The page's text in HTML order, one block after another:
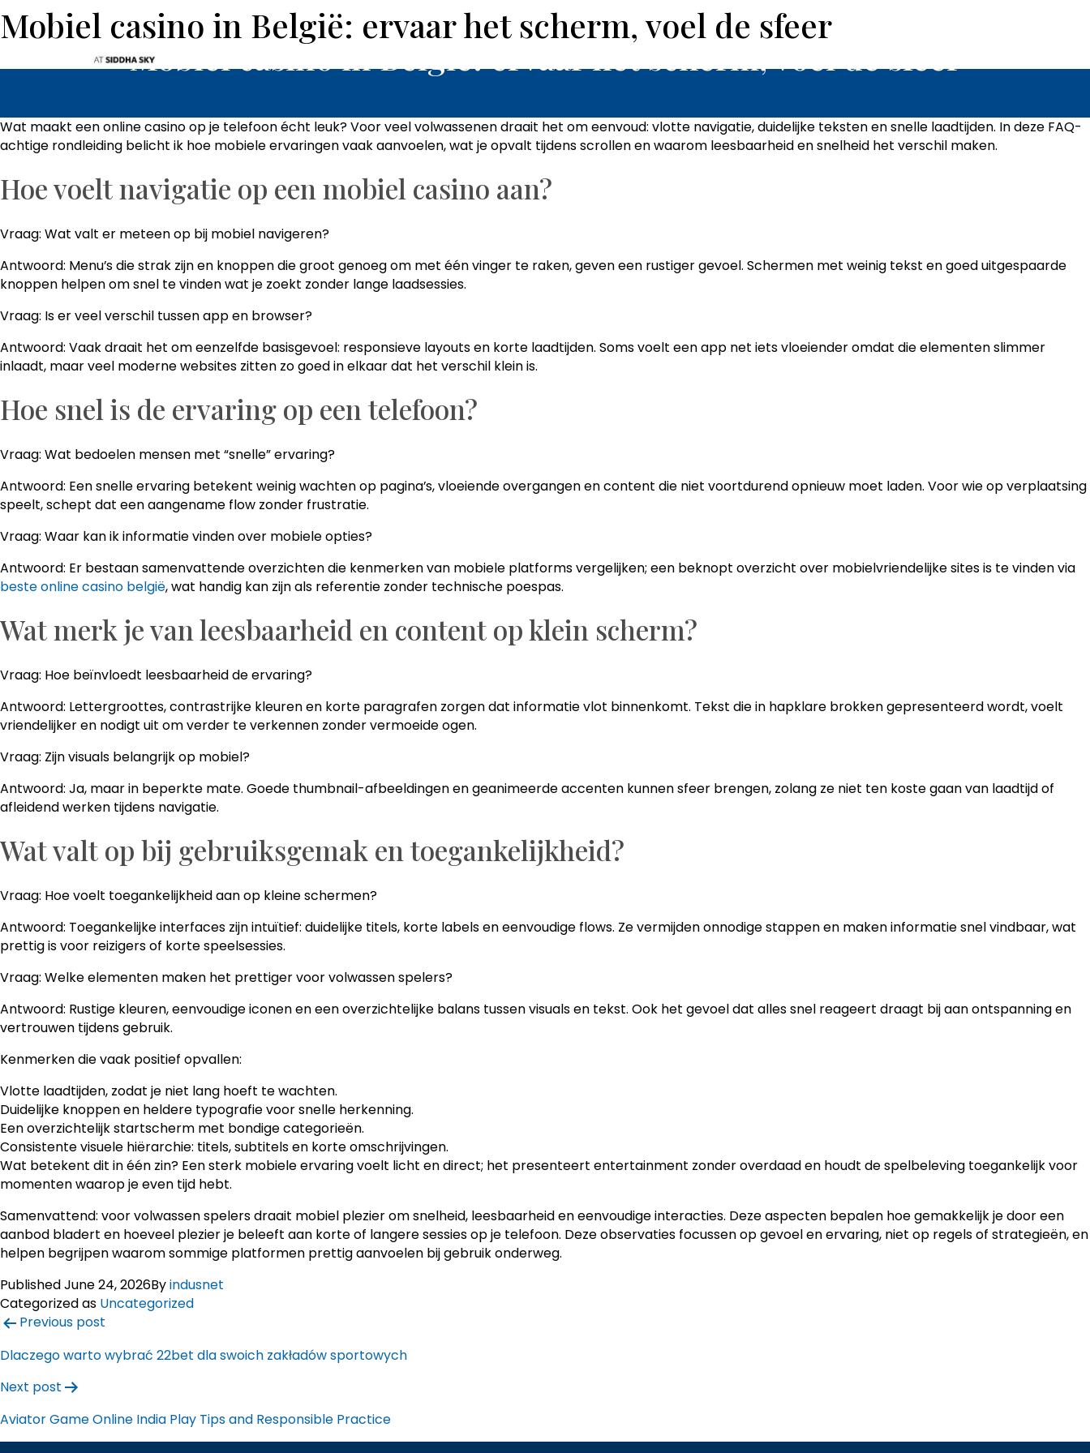
ABOUT HIGHLIGHTS PLAN GALLERY LOCATION AMENITIES FACILITIES & SPECIFICATION
Mobiel casino in België: ervaar het scherm, voel de sfeer
Mobiel casino in België: ervaar het scherm, voel de sfeer
Wat maakt een online casino op je telefoon écht leuk? Voor veel volwassenen draait het om eenvoud: vlotte navigatie, duidelijke teksten en snelle laadtijden. In deze FAQ-
achtige rondleiding belicht ik hoe mobiele ervaringen vaak aanvoelen, wat je opvalt tijdens scrollen en waarom leesbaarheid en snelheid het verschil maken.
Hoe voelt navigatie op een mobiel casino aan?
Vraag: Wat valt er meteen op bij mobiel navigeren?
Antwoord: Menu’s die strak zijn en knoppen die groot genoeg om met één vinger te raken, geven een rustiger gevoel. Schermen met weinig tekst en goed uitgespaarde
knoppen helpen om snel te vinden wat je zoekt zonder lange laadsessies.
Vraag: Is er veel verschil tussen app en browser?
Antwoord: Vaak draait het om eenzelfde basisgevoel: responsieve layouts en korte laadtijden. Soms voelt een app net iets vloeiender omdat die elementen slimmer
inlaadt, maar veel moderne websites zitten zo goed in elkaar dat het verschil klein is.
Hoe snel is de ervaring op een telefoon?
Vraag: Wat bedoelen mensen met “snelle” ervaring?
Antwoord: Een snelle ervaring betekent weinig wachten op pagina’s, vloeiende overgangen en content die niet voortdurend opnieuw moet laden. Voor wie op verplaatsing
speelt, schept dat een aangename flow zonder frustratie.
Vraag: Waar kan ik informatie vinden over mobiele opties?
Antwoord: Er bestaan samenvattende overzichten die kenmerken van mobiele platforms vergelijken; een beknopt overzicht over mobielvriendelijke sites is te vinden via
beste online casino belgië, wat handig kan zijn als referentie zonder technische poespas.
Wat merk je van leesbaarheid en content op klein scherm?
Vraag: Hoe beïnvloedt leesbaarheid de ervaring?
Antwoord: Lettergroottes, contrastrijke kleuren en korte paragrafen zorgen dat informatie vlot binnenkomt. Tekst die in hapklare brokken gepresenteerd wordt, voelt
vriendelijker en nodigt uit om verder te verkennen zonder vermoeide ogen.
Vraag: Zijn visuals belangrijk op mobiel?
Antwoord: Ja, maar in beperkte mate. Goede thumbnail-afbeeldingen en geanimeerde accenten kunnen sfeer brengen, zolang ze niet ten koste gaan van laadtijd of
afleidend werken tijdens navigatie.
Wat valt op bij gebruiksgemak en toegankelijkheid?
Vraag: Hoe voelt toegankelijkheid aan op kleine schermen?
Antwoord: Toegankelijke interfaces zijn intuïtief: duidelijke titels, korte labels en eenvoudige flows. Ze vermijden onnodige stappen en maken informatie snel vindbaar, wat
prettig is voor reizigers of korte speelsessies.
Vraag: Welke elementen maken het prettiger voor volwassen spelers?
Antwoord: Rustige kleuren, eenvoudige iconen en een overzichtelijke balans tussen visuals en tekst. Ook het gevoel dat alles snel reageert draagt bij aan ontspanning en
vertrouwen tijdens gebruik.
Kenmerken die vaak positief opvallen:
Vlotte laadtijden, zodat je niet lang hoeft te wachten.
Duidelijke knoppen en heldere typografie voor snelle herkenning.
Een overzichtelijk startscherm met bondige categorieën.
Consistente visuele hiërarchie: titels, subtitels en korte omschrijvingen.
Wat betekent dit in één zin? Een sterk mobiele ervaring voelt licht en direct; het presenteert entertainment zonder overdaad en houdt de spelbeleving toegankelijk voor
momenten waarop je even tijd hebt.
Samenvattend: voor volwassen spelers draait mobiel plezier om snelheid, leesbaarheid en eenvoudige interacties. Deze aspecten bepalen hoe gemakkelijk je door een
aanbod bladert en hoeveel plezier je beleeft aan korte of langere sessies op je telefoon. Deze observaties focussen op gevoel en ervaring, niet op regels of strategieën, en
helpen begrijpen waarom sommige platformen prettig aanvoelen bij gebruik onderweg.
PublishedJune 24, 2026Byindusnet
Categorized as Uncategorized
Post
navigation
Previous post
Dlaczego warto wybrać 22bet dla swoich zakładów sportowych
Next post
Aviator Game Online India Play Tips and Responsible Practice